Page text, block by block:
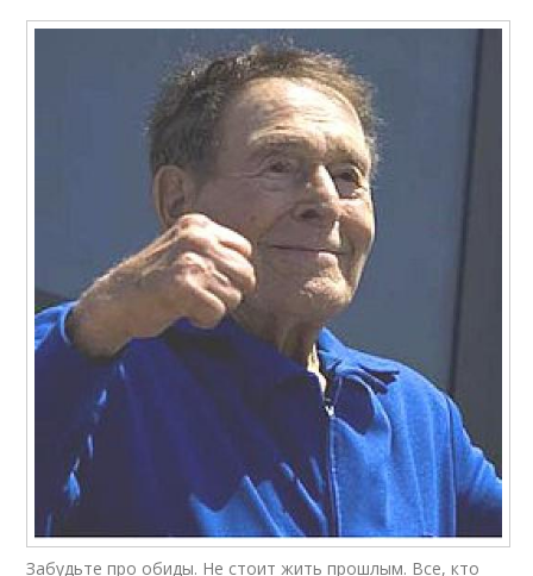
Забудьте про обиды. Не стоит жить прошлым. Все, кто